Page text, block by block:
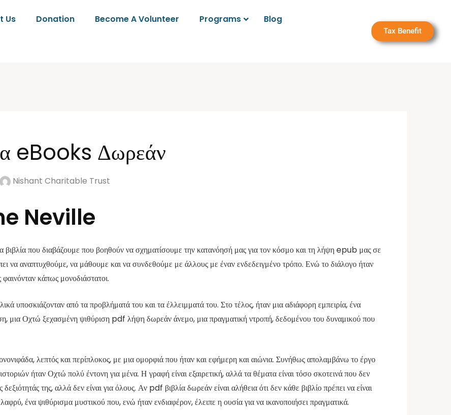
Us Donation Become A Volunteer Programs Blog
Tax Benefit
eBooks Δωρεάν
Nishant Charitable Trust
Neville
τα βιβλία που διαβάζουμε που βοηθούν να σχηματίσουμε την κατανόησή μας για τον κόσμο και τη λήψη epub μας σε
να αναπτυχθούμε, να μάθουμε και να συνδεθούμε με άλλους με έναν ενδεδειγμένο τρόπο. Ενώ το διάλογο ήταν
κάπως μονοδιάστατοι.
υποσκιάζονταν από τα προβλήματά του και τα έλλειμματά του. Στο τέλος, ήταν μια αδιάφορη εμπειρία, ένα
μια Οχτώ ξεχασμένη ψιθύριση pdf λήψη δωρεάν άνεμο, μια πραγματική ντροπή, δεδομένου του δυναμικού που
λεπτός και περίπλοκος, με μια ομορφιά που ήταν και εφήμερη και αιώνια. Συνήθως απολαμβάνω το έργο
ήταν Οχτώ πολύ έντονη για μένα. Η γραφή είναι εξαιρετική, αλλά τα θέματα είναι τόσο σκοτεινά που δεν
της, αλλά δεν είναι για όλους. Αν pdf βιβλία δωρεάν είναι αλήθεια ότι δεν κάθε βιβλίο πρέπει να είναι
ένα ψιθύρισμα μυστικού που, ενώ ήταν ενδιαφέρον, έλειπε η ουσία για να ικανοποιήσει πραγματικά.